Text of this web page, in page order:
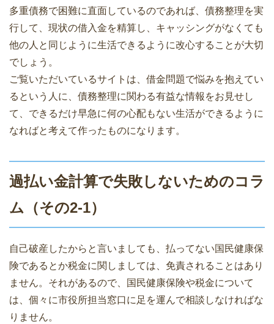
多重債務で困難に直面しているのであれば、債務整理を実
行して、現状の借入金を精算し、キャッシングがなくても
他の人と同じように生活できるように改心することが大切
でしょう。
ご覧いただいているサイトは、借金問題で悩みを抱えてい
るという人に、債務整理に関わる有益な情報をお見せし
て、できるだけ早急に何の心配もない生活ができるように
なればと考えて作ったものになります。
過払い金計算で失敗しないためのコラ
ム（その2-1）
自己破産したからと言いましても、払ってない国民健康保
険であるとか税金に関しましては、免責されることはあり
ません。それがあるので、国民健康保険や税金について
は、個々に市役所担当窓口に足を運んで相談しなければな
りません。